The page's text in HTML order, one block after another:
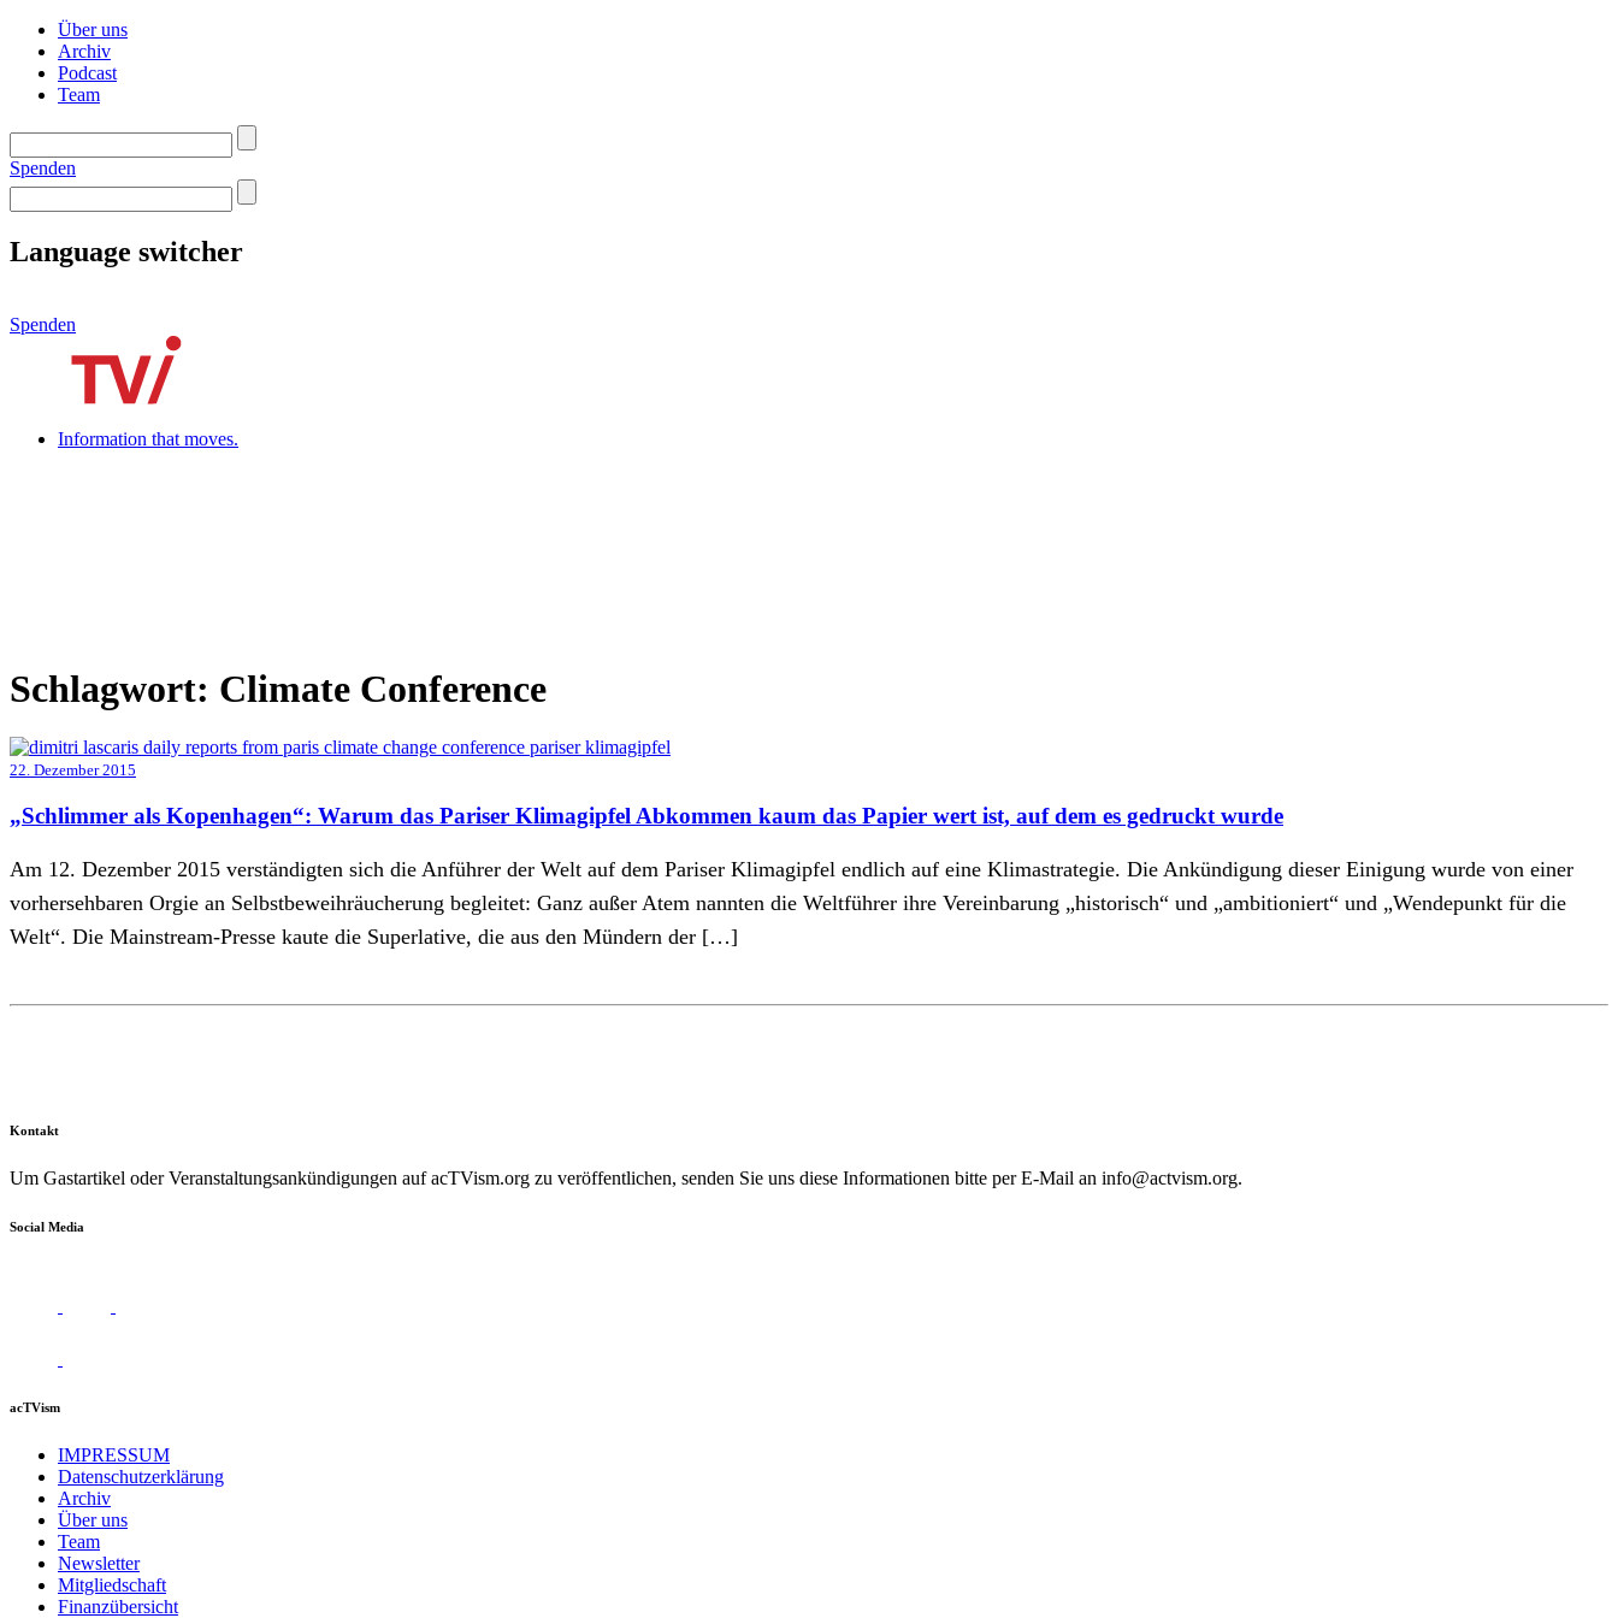
Über uns
Archiv
Podcast
Team
Spenden
Language switcher
Spenden
Information that moves.
Schlagwort: Climate Conference
22. Dezember 2015
„Schlimmer als Kopenhagen“: Warum das Pariser Klimagipfel Abkommen kaum das Papier wert ist, auf dem es gedruckt wurde
Am 12. Dezember 2015 verständigten sich die Anführer der Welt auf dem Pariser Klimagipfel endlich auf eine Klimastrategie. Die Ankündigung dieser Einigung wurde von einer
vorhersehbaren Orgie an Selbstbeweihräucherung begleitet: Ganz außer Atem nannten die Weltführer ihre Vereinbarung „historisch“ und „ambitioniert“ und „Wendepunkt für die
Welt“. Die Mainstream-Presse kaute die Superlative, die aus den Mündern der […]
Kontakt
Um Gastartikel oder Veranstaltungsankündigungen auf acTVism.org zu veröffentlichen, senden Sie uns diese Informationen bitte per E-Mail an info@actvism.org.
Social Media
acTVism
IMPRESSUM
Datenschutzerklärung
Archiv
Über uns
Team
Newsletter
Mitgliedschaft
Finanzübersicht